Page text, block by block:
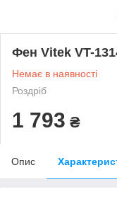
Фен Vitek VT-
Немає в наявності
Роздріб
1 793 ₴
Опис